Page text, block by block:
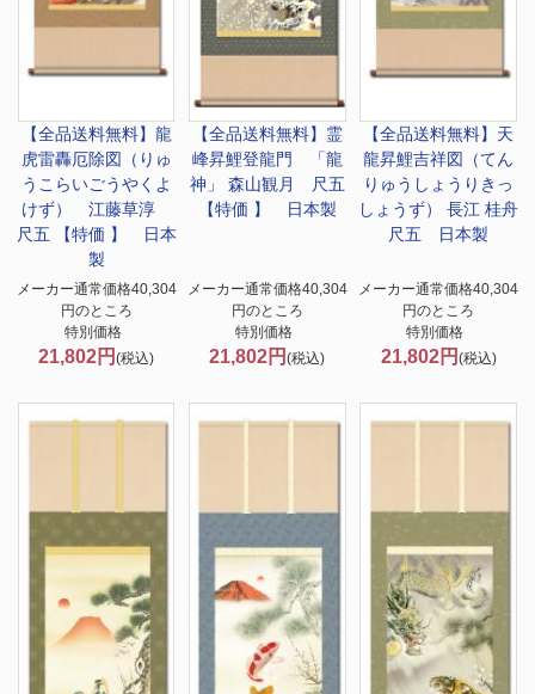
【全品送料無料】 龍
虎雷轟厄除図（りゅ
うこらいごうやくよ
けず） 江藤草淳
尺五 【特価 】 日本
製
メーカー通常価格40,304
円のところ
特別価格
21,802円(税込)
【全品送料無料】 霊
峰昇鯉登龍門 「龍
神」 森山観月 尺五
【特価 】 日本製
メーカー通常価格40,304
円のところ
特別価格
21,802円(税込)
【全品送料無料】 天
龍昇鯉吉祥図（てん
りゅうしょうりきっ
しょうず） 長江 桂舟
尺五 日本製
メーカー通常価格40,304
円のところ
特別価格
21,802円 (税込)